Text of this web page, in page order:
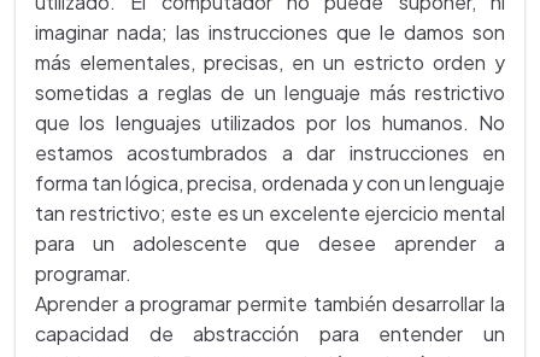
imaginar nada; las instrucciones que le damos son
más elementales, precisas, en un estricto orden y
sometidas a reglas de un lenguaje más restrictivo
que los lenguajes utilizados por los humanos. No
estamos acostumbrados a dar instrucciones en
forma tan lógica, precisa, ordenada y con un lenguaje
tan restrictivo; este es un excelente ejercicio mental
para un adolescente que desee aprender a
programar.
Aprender a programar permite también desarrollar la
capacidad de abstracción para entender un